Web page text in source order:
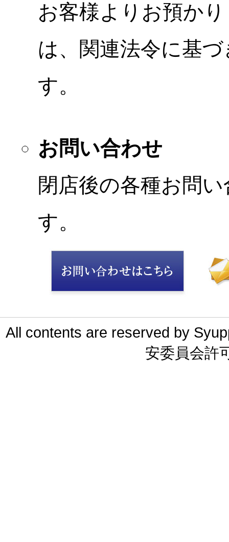
お客様よりお預か
は、関連法令に基
す。
お問い合わせ
閉店後の各種お問
す。
All contents are reserved by
安委員会許